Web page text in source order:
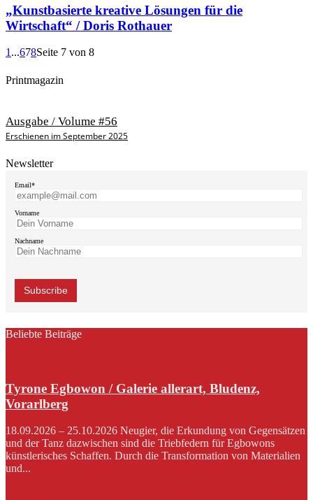
„Kunstbasierte kreative Lösungen für die
Wirtschaft“ / Doris Rothauer
1 ...678Seite 7 von 8
Printmagazin
Ausgabe / Volume #56
Erschienen im September 2025
Newsletter
Email*
Vorname
Nachname
Beliebte Beiträge
Tyrone Egbowon / Galerie allerart, Bludenz,
Vorarlberg
18.09.2026 – 25.10.2026 Neugier, die Erkundung von Gegensätzen
und der Tanz dazwischen sind die Triebfedern für Egbowons
künstlerisches Schaffen. Durch die Transformation von Materialien
und...